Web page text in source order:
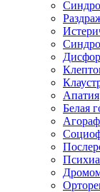
Апатия
Белая